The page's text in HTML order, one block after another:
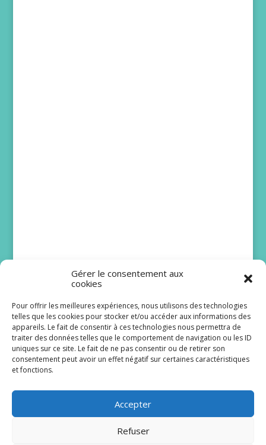
Gérer le consentement aux
cookies
Pour offrir les meilleures expériences, nous utilisons des technologies
telles que les cookies pour stocker et/ou accéder aux informations des
appareils. Le fait de consentir à ces technologies nous permettra de
traiter des données telles que le comportement de navigation ou les ID
uniques sur ce site. Le fait de ne pas consentir ou de retirer son
consentement peut avoir un effet négatif sur certaines caractéristiques
et fonctions.
Accepter
Refuser
DNA : Juliette Mabilat
attendait une belle
histoire pour Lizzie
sacré vécu dans la série...
Lire plus